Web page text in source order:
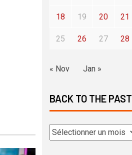
18 19 20 21
25 26 27 28
« Nov Jan »
BACK TO THE PAST